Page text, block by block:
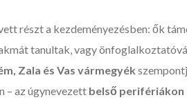
részt a kezdeményezésben: ők
tanultak, vagy
Zala és Vas vármegyék
– az úgynevezett belső perifériákon